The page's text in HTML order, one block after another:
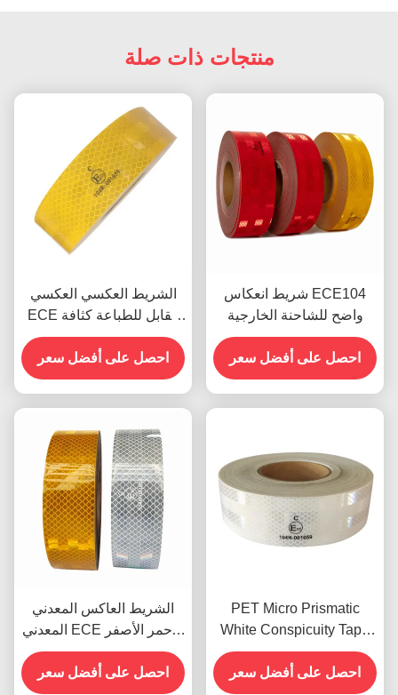
منتجات ذات صلة
الشريط العكسي العكسي
ECE القابل للطباعة كثافة
عالية
احصل على أفضل سعر
شريط انعكاس ECE104
واضح للشاحنة الخارجية
احصل على أفضل سعر
الشريط العاكس المعدني
المعدني ECE الأحمر الأصفر
الأبيض للمقطورة
احصل على أفضل سعر
PET Micro Prismatic
White Conspicuity Tape
شريط منعكس للسيارات
معتمد ECE
احصل على أفضل سعر